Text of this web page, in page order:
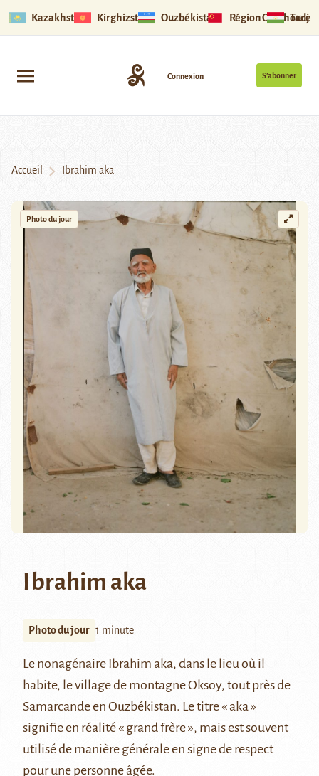
Kazakhstan Kirghizstan Ouzbékistan Région Ouïghoure
S’abonner
Connexion
Accueil Ibrahim aka
Photo du jour
Ibrahim aka
Photo du jour 1 minute
Le nonagénaire Ibrahim aka, dans le lieu où il
habite, le village de montagne Oksoy, tout près de
Samarcandeen Ouzbékistan. Le titre « aka »
signifie en réalité « grand frère », mais est souvent
utilisé de manière générale en signe de respect
pour une personne âgée.